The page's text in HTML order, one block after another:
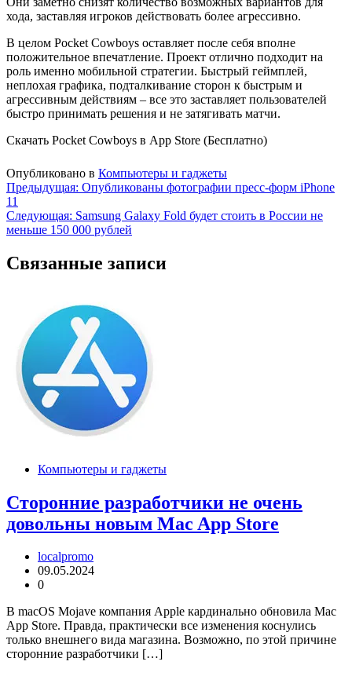
хода, заставляя игроков действовать более агрессивно.
В целом Pocket Cowboys оставляет после себя вполне
положительное впечатление. Проект отлично подходит на
роль именно мобильной стратегии. Быстрый геймплей,
неплохая графика, подталкивание сторон к быстрым и
агрессивным действиям – все это заставляет пользователей
быстро принимать решения и не затягивать матчи.
Скачать Pocket Cowboys в App Store (Бесплатно)
Опубликовано в Компьютеры и гаджеты
Навигация
по
записям
Предыдущая: Опубликованы фотографии пресс-форм iPhone
11
Следующая: Samsung Galaxy Fold будет стоить в России не
меньше 150 000 рублей
Связанные записи
Компьютеры и гаджеты
Сторонние разработчики не очень
довольны новым Mac App Store
localpromo
09.05.2024
0
В macOS Mojave компания Apple кардинально обновила Mac
App Store. Правда, практически все изменения коснулись
только внешнего вида магазина. Возможно, по этой причине
сторонние разработчики […]